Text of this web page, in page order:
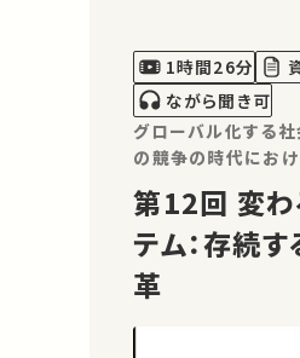
1時間26分
ながら聞き可
グローバル化する
の競争の時代におけ
第12回 変わる社会経済シス
テム：存続
革